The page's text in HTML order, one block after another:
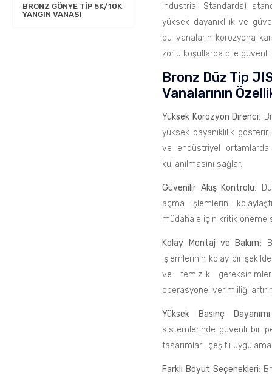
BRONZ GÖNYE TIP 5K/10K
YANGIN VANASI
Industrial Standards)
yüksek dayanıklılık ve
bu vanaların korozyona
zorlu koşullarda bile güvenli
Bronz Düz Tip
Vanalarının
Yüksek Korozyon Direnci:
yüksek dayanıklılık
ve endüstriyel
kullanılmasını sağlar.
Güvenilir Akış Kontrolü:
açma işlemlerini
müdahale için kritik öneme
Kolay Montaj ve Bakım:
işlemlerinin kolay bir şekilde
ve temizlik
operasyonel verimliliği
Yüksek Basınç Dayanımı
sistemlerinde güvenli bir
tasarımları, çeşitli
Farklı Boyut Seçenekleri: